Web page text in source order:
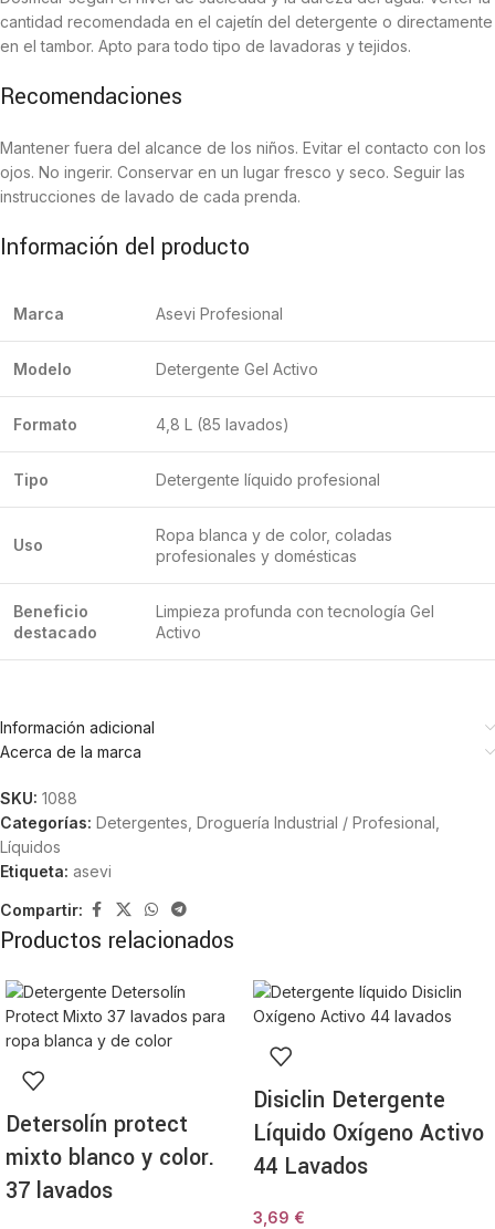
cantidad recomendada en el cajetín del detergente o directamente
en el tambor. Apto para todo tipo de lavadoras y tejidos.
Recomendaciones
Mantener fuera del alcance de los niños. Evitar el contacto con los
ojos. No ingerir. Conservar en un lugar fresco y seco. Seguir las
instrucciones de lavado de cada prenda.
Información del producto
Marca Asevi Profesional
Modelo Detergente Gel Activo
Formato 4,8 L (85 lavados)
Tipo Detergente líquido profesional
Uso
Ropa blanca y de color, coladas
profesionales y domésticas
Beneficio
destacado
Limpieza profunda con tecnología Gel
Activo
Información adicional
Acerca de la marca
SKU: 1088
Categorías: Detergentes Droguería Industrial / Profesional
Líquidos
Etiqueta: asevi
Compartir:
Productos relacionados
Detersolín protect
mixto blanco y color.
37 lavados
Disiclin Detergente
Líquido Oxígeno Activo
44 Lavados
3,69 €